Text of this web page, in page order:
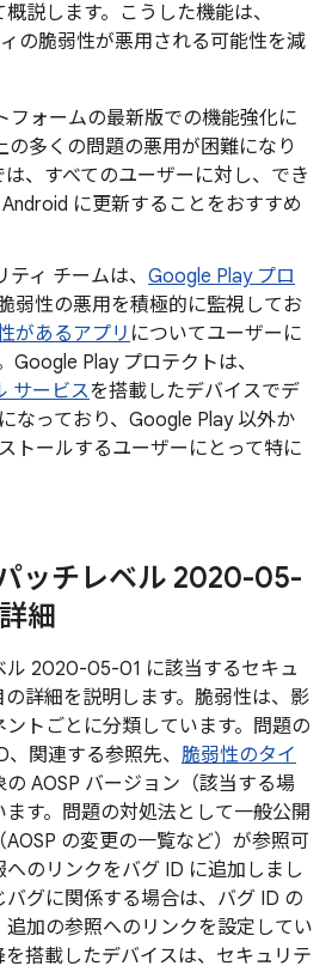
説します。こうした機能は、
の脆弱性が悪用される可能性を減
フォームの最新版での機能強化に
の多くの問題の悪用が困難になり
は、すべてのユーザーに対し、でき
に更新することをおすすめ
ィ チームは、 Google Play プロ
弱性の悪用を積極的に監視してお
があるアプリ についてユーザーに
Google Play プロテクトは、
サービスを搭載したデバイスでデ
なっており、Google Play 以外か
トールするユーザーにとって特に
ッチレベル 2020-05-
細
ル 2020-05-01 に該当するセキュ
詳細を説明します。脆弱性は、影
トごとに分類しています。問題の
関連する参照先、 脆弱性のタイ
の AOSP バージョン（該当する場
す。問題の対処法として一般公開
の変更の一覧など）が参照可
のリンクをバグ ID に追加しまし
グに関係する場合は、バグ ID の
加の参照へのリンクを設定してい
を搭載したデバイスは、セキュリテ